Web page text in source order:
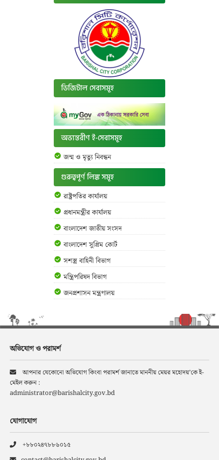
ডিজিটাল সেবাসমূহ
অভ্যন্তরীণ ই-সেবাসমূহ
জন্ম ও মৃত্যু নিবন্ধন
গুরুত্বপূর্ণ লিঙ্ক সমূহ
রাষ্ট্রপতির কার্যালয়
প্রধানমন্ত্রীর কার্যালয়
বাংলাদেশ জাতীয় সংসদ
বাংলাদেশ সুপ্রিম কোর্ট
সশস্ত্র বাহিনী বিভাগ
মন্ত্রিপরিষদ বিভাগ
জনপ্রশাসন মন্ত্রণালয়
অভিযোগ ও পরামর্শ
আপনার যেকোনো অভিযোগ কিংবা পরামর্শ জানাতে মাননীয় মেয়র মহোদয়’কে ই-
মেইল করুন :
administrator@barishalcity.gov.bd
যোগাযোগ
+৮৮০২৪৭৮৮৬০১৫